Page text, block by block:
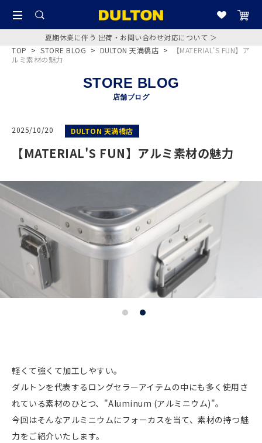
夏期休業に伴う 出荷・お問い合わせ対応について ＞
TOP > STORE BLOG > DULTON 天満橋店 >
【MATERIAL'S FUN】ア
ルミ素材の魅力
STORE BLOG
店舗ブログ
2025/10/20 DULTON 天満橋店
【MATERIAL'S FUN】アルミ素材の魅力
軽くて強くて加工しやすい。
ダルトンを代表するロングセラーアイテムの中にも多く使用さ
れている素材のひとつ、"Aluminum (アルミニウム)"。
今回はそんなアルミニウムにフォーカスを当て、素材の持つ魅
力をご紹介いたします。